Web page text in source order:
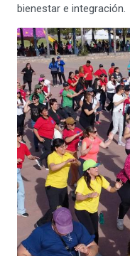
bienestar e integración.